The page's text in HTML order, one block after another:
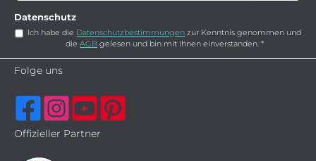
*
Datenschutz
Ich habe die Datenschutzbestimmungen zur Kenntnis genommen und
dieAGB gelesen und bin mit ihnen einverstanden.*
Folge uns
Offizieller Partner